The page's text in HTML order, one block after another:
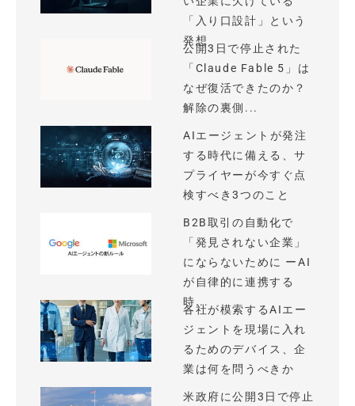
「入り口設計」という
発想
公開3日で停止された
「Claude Fable 5」は
なぜ復活できたのか？
解除の裏側...
AIエージェントが発注
する時代に備える、サ
プライヤーが今すぐ点
検すべき3つのこと
B2B取引の自動化で
「発見されない企業」
にならないために ーAI
が自律的に連携する
時...
各社が模索するAIエー
ジェントを現場に入れ
るためのデバイス、企
業は何を問うべきか
米政府に公開3日で停止